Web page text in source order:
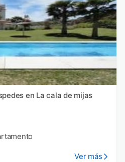
en La cala de mijas
Ver más